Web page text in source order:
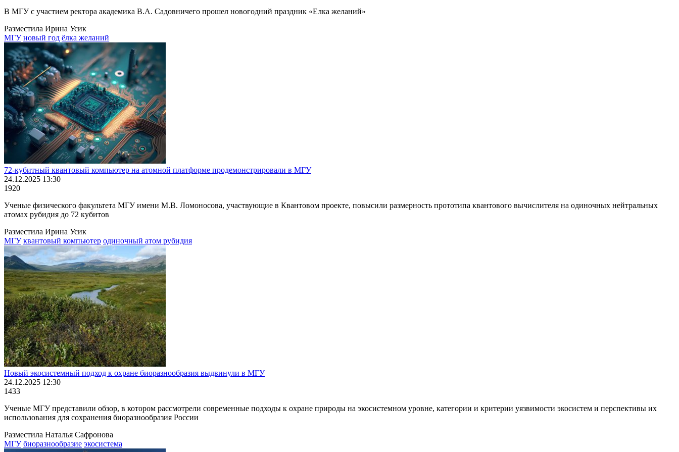
В МГУ с участием ректора академика В.А. Садовничего прошел новогодний праздник «Елка желаний»
Разместила Ирина Усик
МГУ новый год ёлка желаний
72-кубитный квантовый компьютер на атомной платформе продемонстрировали в МГУ
24.12.2025 13:30
1920
Ученые физического факультета МГУ имени М.В. Ломоносова, участвующие в Квантовом проекте, повысили размерность прототипа квантового вычислителя на одиночных нейтральных
атомах рубидия до 72 кубитов
Разместила Ирина Усик
МГУ квантовый компьютер одиночный атом рубидия
Новый экосистемный подход к охране биоразнообразия выдвинули в МГУ
24.12.2025 12:30
1433
Ученые МГУ представили обзор, в котором рассмотрели современные подходы к охране природы на экосистемном уровне, категории и критерии уязвимости экосистем и перспективы их
использования для сохранения биоразнообразия России
Разместила Наталья Сафронова
МГУ биоразнообразие экосистема